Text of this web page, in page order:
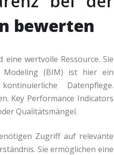
bewerten
wertvolle Ressource. Sie
Modeling (BIM) ist hier ein
Datenpflege.
Key Performance Indicators
Qualitätsmängel.
Zugriff auf relevante
Sie ermöglichen eine